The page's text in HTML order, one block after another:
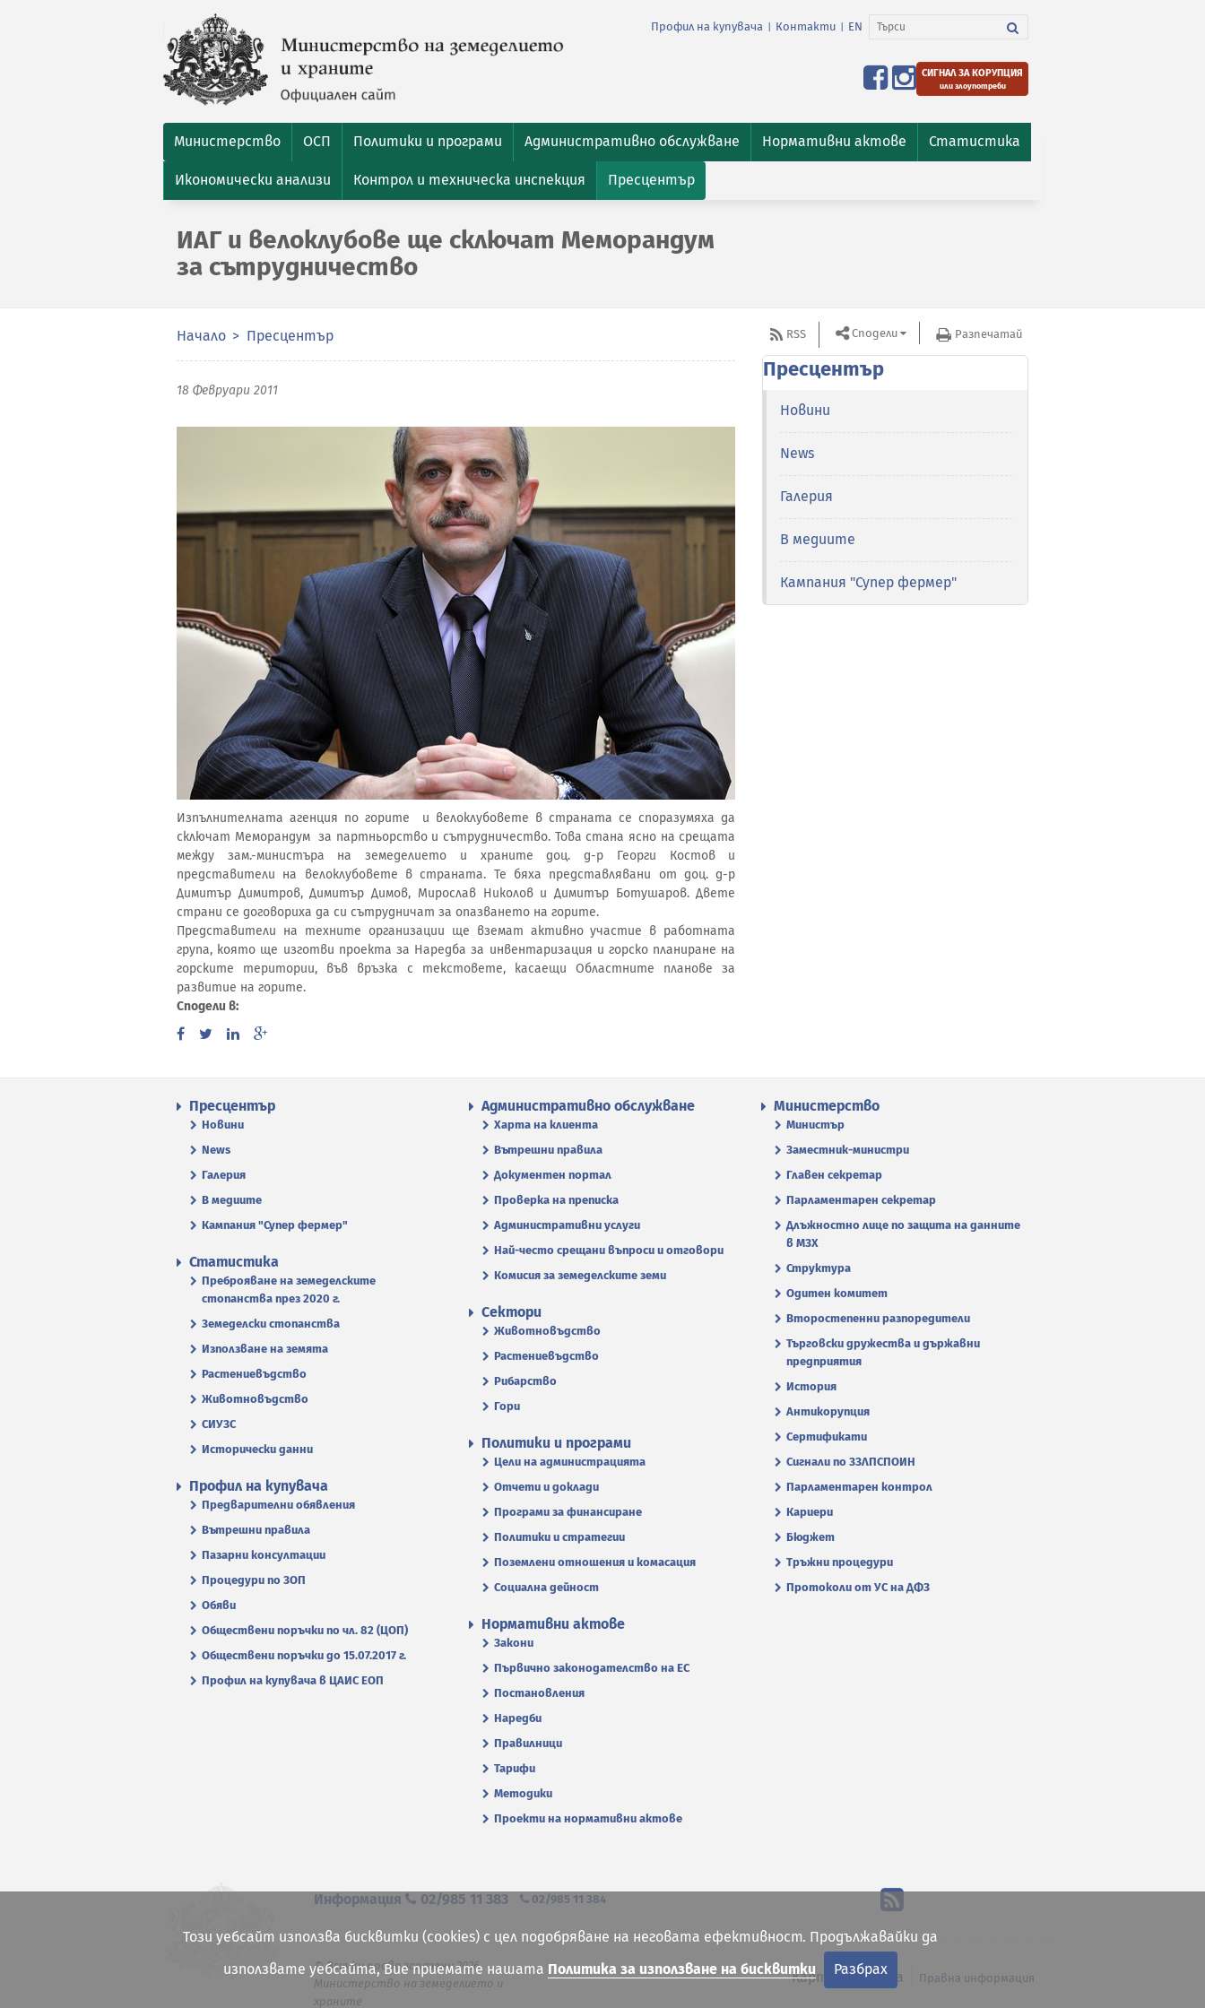
Профил на купувача Контакти EN
СИГНАЛ ЗА КОРУПЦИЯ
или злоупотреби
Министерство ОСП Политики и програми Административно обслужване Нормативни актове Статистика
Икономически анализи Контрол и техническа инспекция Пресцентър
ИАГ и велоклубове ще сключат Меморандум
за сътрудничество
Начало Пресцентър
18 Февруари 2011
Изпълнителната агенция по горите и велоклубовете в страната се споразумяха да
сключат Меморандум за партньорство и сътрудничество. Това стана ясно на срещата
между зам.-министъра на земеделието и храните доц. д-р Георги Костов и
представители на велоклубовете в страната. Те бяха представлявани от доц. д-р
Димитър Димитров, Димитър Димов, Мирослав Николов и Димитър Ботушаров. Двете
страни се договориха да си сътрудничат за опазването на горите.
Представители на техните организации ще вземат активно участие в работната
група, която ще изготви проекта за Наредба за инвентаризация и горско планиране на
горските територии, във връзка с текстовете, касаещи Областните планове за
развитие на горите.
Сподели в:
RSS Сподели Разпечатай
Пресцентър
Новини
News
Галерия
В медиите
Кампания "Супер фермер"
Пресцентър
Новини
News
Галерия
В медиите
Кампания "Супер фермер"
Административно обслужване
Харта на клиента
Вътрешни правила
Документен портал
Проверка на преписка
Административни услуги
Най-често срещани въпроси и отговори
Комисия за земеделските земи
Министерство
Министър
Заместник-министри
Главен секретар
Парламентарен секретар
Длъжностно лице по защита на данните
в МЗХ
Структура
Одитен комитет
Второстепенни разпоредители
Търговски дружества и държавни
предприятия
История
Антикорупция
Сертификати
Сигнали по ЗЗЛПСПОИН
Парламентарен контрол
Кариери
Бюджет
Тръжни процедури
Протоколи от УС на ДФЗ
Статистика
Преброяване на земеделските
стопанства през 2020 г.
Земеделски стопанства
Използване на земята
Растениевъдство
Животновъдство
СИУЗС
Исторически данни
Сектори
Животновъдство
Растениевъдство
Рибарство
Гори
Политики и програми
Цели на администрацията
Отчети и доклади
Програми за финансиране
Политики и стратегии
Поземлени отношения и комасация
Социална дейност
Профил на купувача
Предварителни обявления
Вътрешни правила
Пазарни консултации
Процедури по ЗОП
Обяви
Обществени поръчки по чл. 82 (ЦОП)
Обществени поръчки до 15.07.2017 г.
Профил на купувача в ЦАИС ЕОП
Нормативни актове
Закони
Първично законодателство на ЕС
Постановления
Наредби
Правилници
Тарифи
Методики
Проекти на нормативни актове
Информация 02/985 11 383 02/985 11 384
© Всички права запазени 2026
Министерство на земеделието и
храните
Карта на сайта Правна информация
Този уебсайт използва бисквитки (cookies) с цел подобряване на неговата ефективност. Продължавайки да
използвате уебсайта, Вие приемате нашата Политика за използване на бисквитки Разбрах